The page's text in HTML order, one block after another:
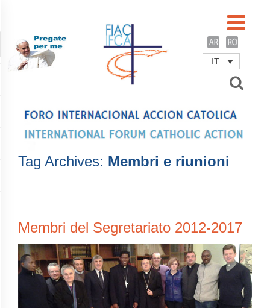
IT
Tag Archives: Membri e riunioni
Membri del Segretariato 2012-2017
Password